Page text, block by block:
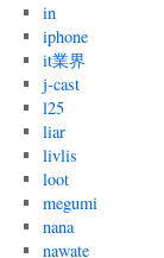
in
iphone
it業界
j-cast
l25
liar
livlis
loot
megumi
nana
nawate